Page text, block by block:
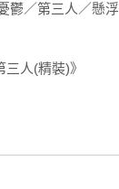
書中心。湯姆點了
鬱／第三人／懸浮
人(精裝)》